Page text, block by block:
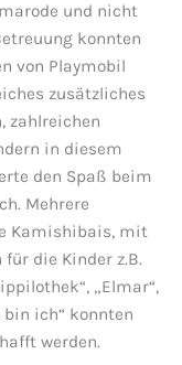
und nicht
konnten
von Playmobil
zusätzliches
zahlreichen
in diesem
den Spaß beim
Mehrere
Kamishibais, mit
die Kinder z.B.
„Elmar“,
bin ich“ konnten
werden.